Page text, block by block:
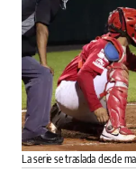
La serie se traslada desde